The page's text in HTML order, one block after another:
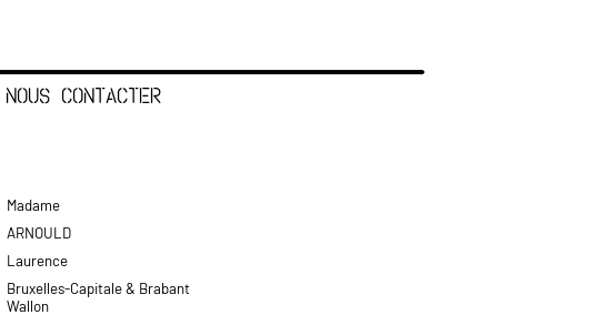
NOUS CONTACTER
Madame
ARNOULD
Laurence
Bruxelles-Capitale & Brabant
Wallon